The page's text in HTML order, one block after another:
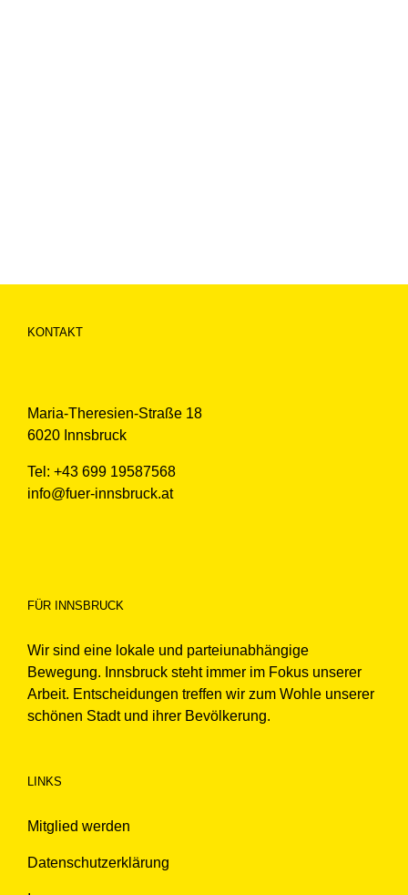
KONTAKT
Maria-Theresien-Straße 18
6020 Innsbruck
Tel: +43 699 19587568
info@fuer-innsbruck.at
FÜR INNSBRUCK
Wir sind eine lokale und parteiunabhängige
Bewegung. Innsbruck steht immer im Fokus unserer
Arbeit. Entscheidungen treffen wir zum Wohle unserer
schönen Stadt und ihrer Bevölkerung.
LINKS
Mitglied werden
Datenschutzerklärung